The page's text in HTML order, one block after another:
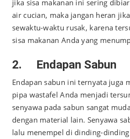
jika sisa makanan ini sering
air cucian, maka jangan heran
sewaktu-waktu rusak, karena
sisa makanan Anda yang
2. Endapan Sabun
Endapan sabun ini ternyata juga
pipa wastafel Anda menjadi
senyawa pada sabun sangat
dengan material lain. Senyawa
lalu menempel di dinding-